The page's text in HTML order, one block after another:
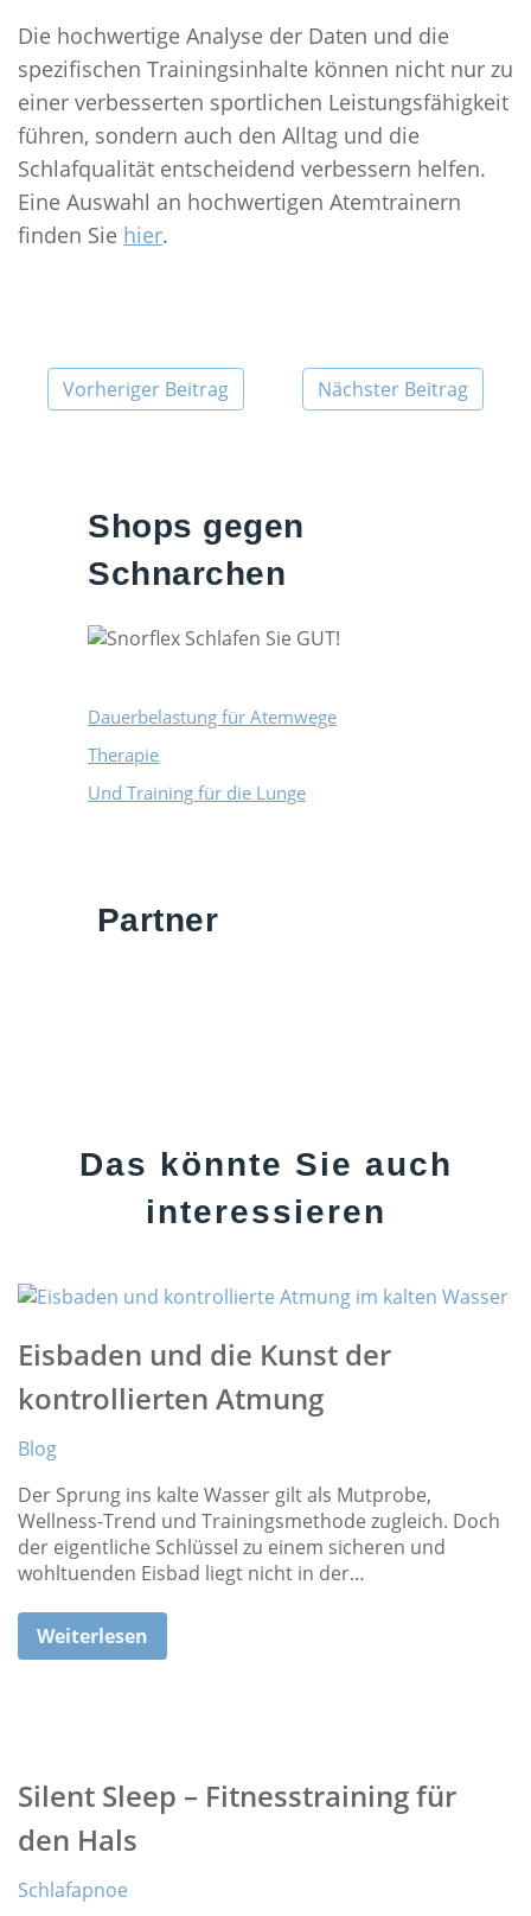
Die hochwertige Analyse der Daten und die
spezifischen Trainingsinhalte können nicht nur zu
einer verbesserten sportlichen Leistungsfähigkeit
führen, sondern auch den Alltag und die
Schlafqualität entscheidend verbessern helfen.
Eine Auswahl an hochwertigen Atemtrainern
finden Sie hier.
Vorheriger Beitrag Nächster Beitrag
Shops gegen
Schnarchen
Dauerbelastung für Atemwege
Therapie
Und Training für die Lunge
Partner
Das könnte Sie auch
interessieren
Eisbaden und die Kunst der
kontrollierten Atmung
Blog
Der Sprung ins kalte Wasser gilt als Mutprobe,
Wellness-Trend und Trainingsmethode zugleich. Doch
der eigentliche Schlüssel zu einem sicheren und
wohltuenden Eisbad liegt nicht in der…
Weiterlesen
Silent Sleep – Fitnesstraining für
den Hals
Schlafapnoe